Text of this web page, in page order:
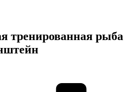
тренированная рыба